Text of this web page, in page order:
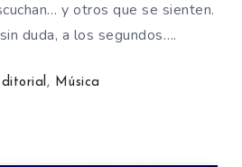
y otros que se sienten.
duda, a los segundos….
, Música